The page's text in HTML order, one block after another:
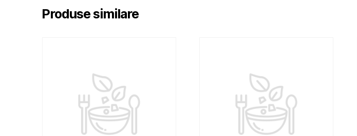
Produse similare